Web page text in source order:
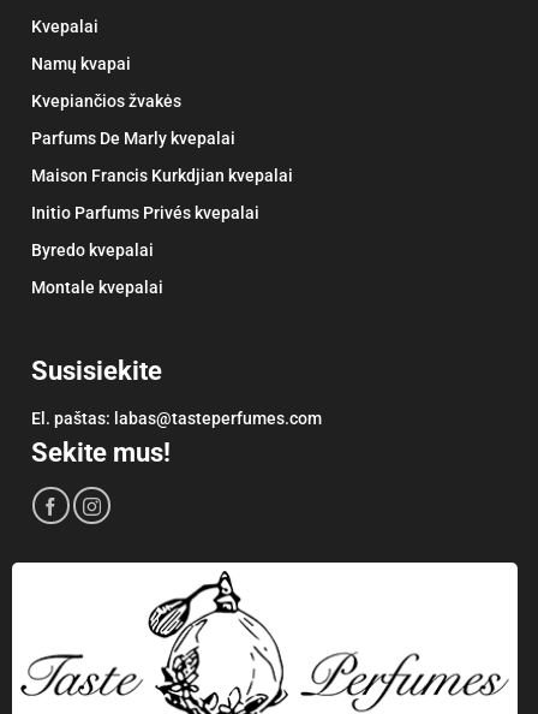
Kvepalai
Namų kvapai
Kvepiančios žvakės
Parfums De Marly kvepalai
Maison Francis Kurkdjian kvepalai
Initio Parfums Privés kvepalai
Byredo kvepalai
Montale kvepalai
Susisiekite
El. paštas: labas@tasteperfumes.com
Sekite mus!